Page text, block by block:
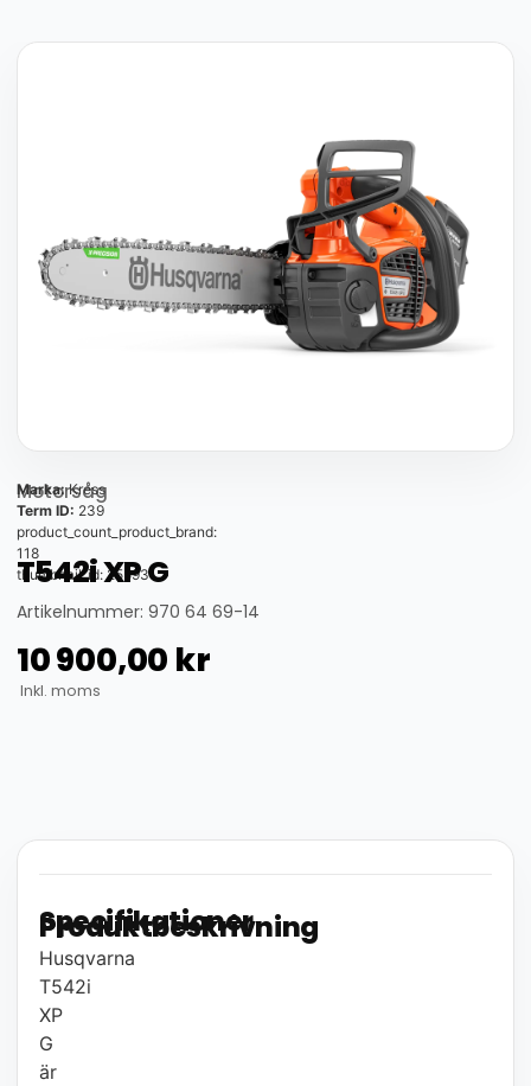
Motorsåg
Marka:Kress
Term ID: 239
product_count_product_brand:
118
thumbnail_id: 25593
T542i XP G
Artikelnummer: 970 64 69-14
10 900,00 kr
Inkl. moms
Produktbeskrivning
Husqvarna
T542i
XP
G
är
Specifikationer